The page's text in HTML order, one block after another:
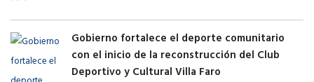
Gobierno fortalece el deporte comunitario
con el inicio de la reconstrucción del Club
Deportivo y Cultural Villa Faro